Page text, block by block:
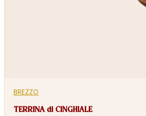
BREZZO
TERRINA di CINGHIALE